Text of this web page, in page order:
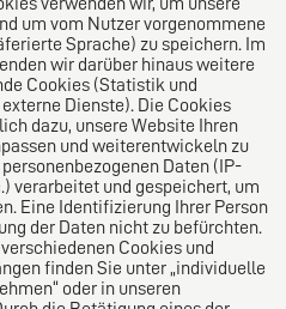
hầu hết các lĩnh vực
và di cư, luật làm việc,
đình, cũng như luật dân
trên khắp nước Đức.
verwenden wir, um unsere
um vom Nutzer vorgenommene
Sprache) zu speichern. Im
wir darüber hinaus weitere
Cookies (Statistik und
Dienste). Die Cookies
dazu, unsere Website Ihren
und weiterentwickeln zu
Daten (IP-
verarbeitet und gespeichert, um
Eine Identifizierung Ihrer Person
der Daten nicht zu befürchten.
Cookies und
finden Sie unter „individuelle
oder in unseren